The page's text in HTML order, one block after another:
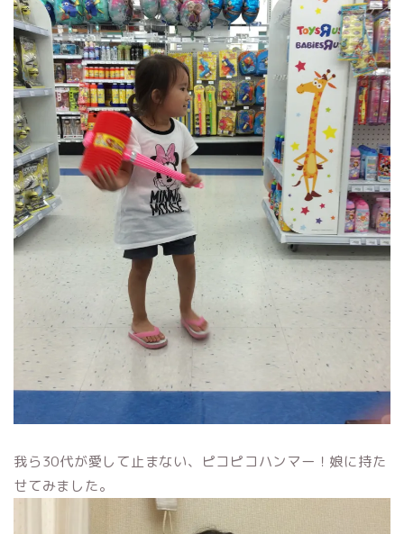
我ら30代が愛して止まない、ピコピコハンマー！娘に持た
せてみました。